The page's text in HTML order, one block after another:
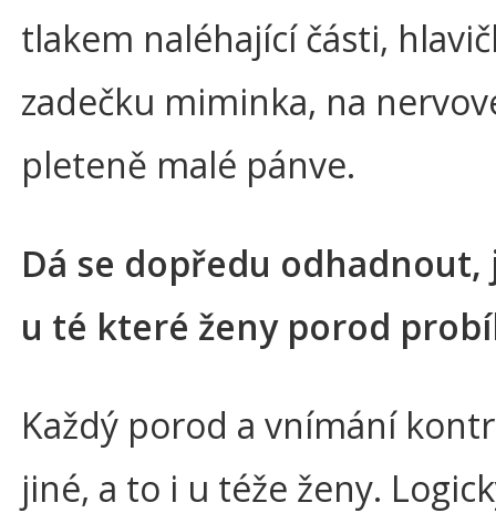
tlakem naléhající části,
zadečku miminka, na
pleteně malé pánve.
Dá se dopředu odhadnout,
u té které ženy porod
Každý porod a vnímání
jiné, a to i u téže ženy.